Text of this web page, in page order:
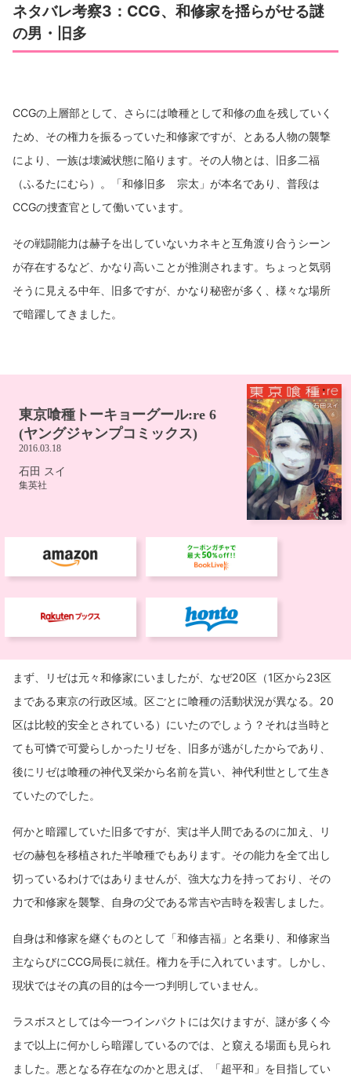
ネタバレ考察3：CCG、和修家を揺らがせる謎
の男・旧多
CCGの上層部として、さらには喰種として和修の血を残していく
ため、その権力を振るっていた和修家ですが、とある人物の襲撃
により、一族は壊滅状態に陥ります。その人物とは、旧多二福
（ふるたにむら）。「和修旧多 宗太」が本名であり、普段は
CCGの捜査官として働いています。
その戦闘能力は赫子を出していないカネキと互角渡り合うシーン
が存在するなど、かなり高いことが推測されます。ちょっと気弱
そうに見える中年、旧多ですが、かなり秘密が多く、様々な場所
で暗躍してきました。
まず、リゼは元々和修家にいましたが、なぜ20区（1区から23区
まである東京の行政区域。区ごとに喰種の活動状況が異なる。20
区は比較的安全とされている）にいたのでしょう？それは当時と
ても可憐で可愛らしかったリゼを、旧多が逃がしたからであり、
後にリゼは喰種の神代叉栄から名前を貰い、神代利世として生き
ていたのでした。
何かと暗躍していた旧多ですが、実は半人間であるのに加え、リ
ゼの赫包を移植された半喰種でもあります。その能力を全て出し
切っているわけではありませんが、強大な力を持っており、その
力で和修家を襲撃、自身の父である常吉や吉時を殺害しました。
自身は和修家を継ぐものとして「和修吉福」と名乗り、和修家当
主ならびにCCG局長に就任。権力を手に入れています。しかし、
現状ではその真の目的は今一つ判明していません。
ラスボスとしては今一つインパクトには欠けますが、謎が多く今
まで以上に何かしら暗躍しているのでは、と窺える場面も見られ
ました。悪となる存在なのかと思えば、「超平和」を目指してい